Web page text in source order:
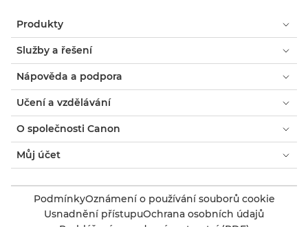
Produkty
Služby a řešení
Nápověda a podpora
Učení a vzdělávání
O společnosti Canon
Můj účet
PodmínkyOznámení o používání souborů cookie
Usnadnění přístupuOchrana osobních údajů